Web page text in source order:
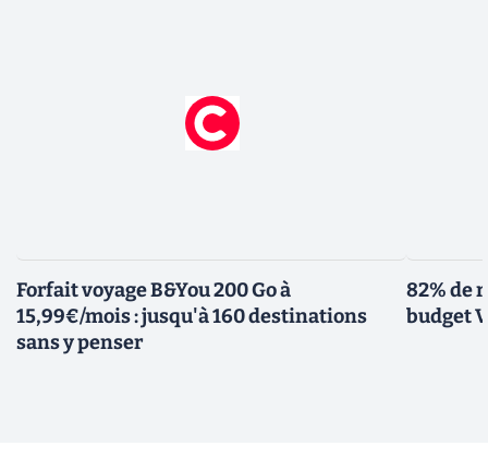
Forfait voyage B&You 200 Go à
15,99€/mois : jusqu'à 160 destinations
sans y penser
82% de
budget